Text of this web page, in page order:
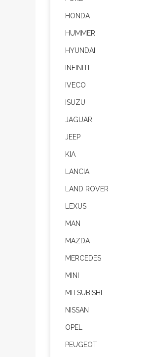
HONDA
HUMMER
HYUNDAI
INFINITI
IVECO
ISUZU
JAGUAR
JEEP
KIA
LANCIA
LAND ROVER
LEXUS
MAN
MAZDA
MERCEDES
MINI
MITSUBISHI
NISSAN
OPEL
PEUGEOT